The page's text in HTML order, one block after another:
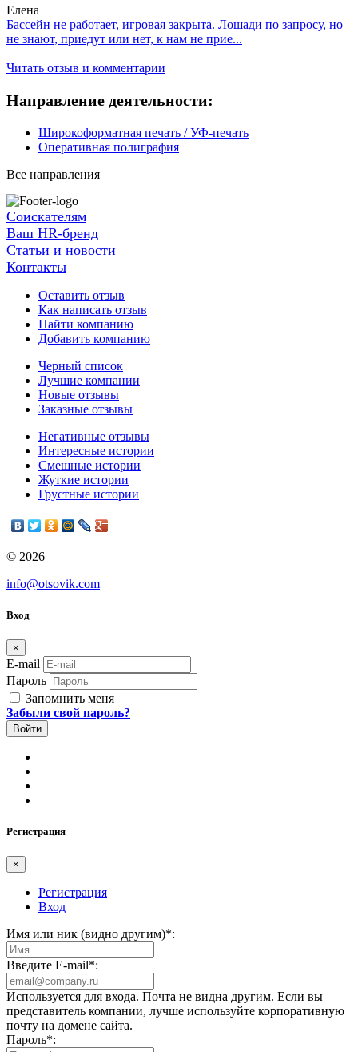
Елена
Бассейн не работает, игровая закрыта. Лошади по запросу, но
не знают, приедут или нет, к нам не прие...
Читать отзыв и комментарии
Направление деятельности:
Широкоформатная печать / УФ-печать
Оперативная полиграфия
Все направления
Соискателям
Ваш HR-бренд
Статьи и новости
Контакты
Оставить отзыв
Как написать отзыв
Найти компанию
Добавить компанию
Черный список
Лучшие компании
Новые отзывы
Заказные отзывы
Негативные отзывы
Интересные истории
Смешные истории
Жуткие истории
Грустные истории
© 2026
info@otsovik.com
Вход
×
E-mail
Пароль
Запомнить меня
Забыли свой пароль?
Регистрация
×
Регистрация
Вход
Имя или ник (видно другим)*:
Введите E-mail*:
Используется для входа. Почта не видна другим. Если вы
представитель компании, лучше используйте корпоративную
почту на домене сайта.
Пароль*: